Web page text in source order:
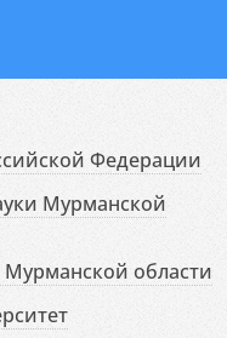
Федерации
Мурманской
Мурманской области